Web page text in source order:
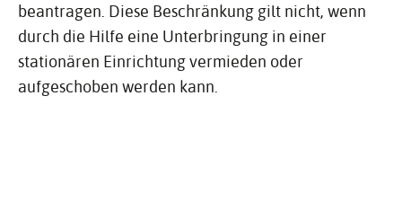
beantragen. Diese Beschränkung gilt nicht, wenn
durch die Hilfe eine Unterbringung in einer
stationären Einrichtung vermieden oder
aufgeschoben werden kann.